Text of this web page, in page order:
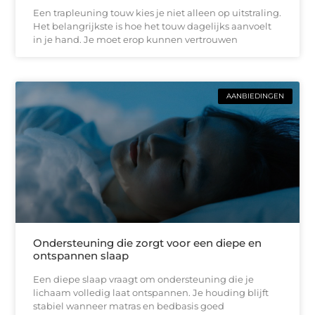
Een trapleuning touw kies je niet alleen op uitstraling.
Het belangrijkste is hoe het touw dagelijks aanvoelt
in je hand. Je moet erop kunnen vertrouwen
AANBIEDINGEN
Ondersteuning die zorgt voor een diepe en
ontspannen slaap
Een diepe slaap vraagt om ondersteuning die je
lichaam volledig laat ontspannen. Je houding blijft
stabiel wanneer matras en bedbasis goed